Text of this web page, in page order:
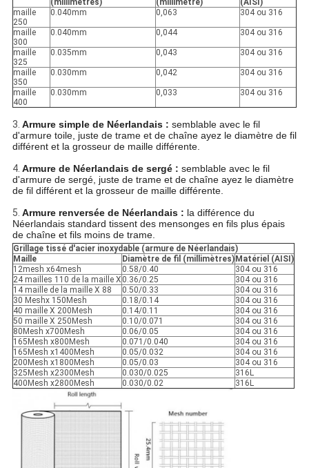
(millimètres) (millimètre)
(AISI)
maille
250
0.040mm 0,063 304 ou 316
maille
300
0.040mm 0,044 304 ou 316
maille
325
0.035mm 0,043 304 ou 316
maille
350
0.030mm 0,042 304 ou 316
maille
400
0.030mm 0,033 304 ou 316
3. Armure simple de Néerlandais : semblable avec le fil
d'armure toile, juste de trame et de chaîne ayez le diamètre de fil
différent et la grosseur de maille différente.
4. Armure de Néerlandais de sergé : semblable avec le fil
d'armure de sergé, juste de trame et de chaîne ayez le diamètre
de fil différent et la grosseur de maille différente.
5. Armure renversée de Néerlandais : la différence du
Néerlandais standard tissent des mensonges en fils plus épais
de chaîne et fils moins de trame.
Grillage tissé d'acier inoxydable (armure de Néerlandais)
Maille
Diamètre de fil (millimètres) Matériel (AISI)
12mesh x64mesh
0.58/0.40
304 ou 316
24 mailles 110 de la maille X 0.36/0.25
304 ou 316
14 maille de la maille X 88
0.50/0.33
304 ou 316
30 Meshx 150Mesh
0.18/0.14
304 ou 316
40 maille X 200Mesh
0.14/0.11
304 ou 316
50 maille X 250Mesh
0.10/0.071
304 ou 316
80Mesh x700Mesh
0.06/0.05
304 ou 316
165Mesh x800Mesh
0.071/0.040
304 ou 316
165Mesh x1400Mesh
0.05/0.032
304 ou 316
200Mesh x1800Mesh
0.05/0.03
304 ou 316
325Mesh x2300Mesh
0.030/0.025
316L
400Mesh x2800Mesh
0.030/0.02 316L